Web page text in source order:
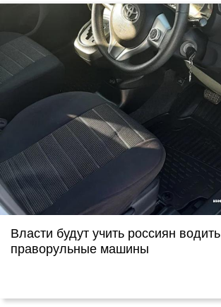
Власти будут учить россиян водить
праворульные машины